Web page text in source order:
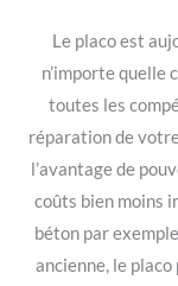
Le placo est
n’importe quelle
toutes les
réparation de
l’avantage de
coûts bien moins
béton par
ancienne, le